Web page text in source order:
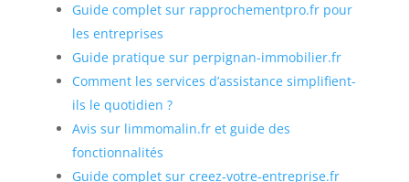
Guide complet sur rapprochementpro.fr pour
les entreprises
Guide pratique sur perpignan-immobilier.fr
Comment les services d’assistance simplifient-
ils le quotidien ?
Avis sur limmomalin.fr et guide des
fonctionnalités
Guide complet sur creez-votre-entreprise.fr